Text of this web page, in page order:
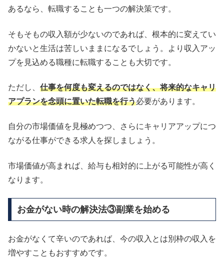
あるなら、転職することも一つの解決策です。
そもそもの収入額が少ないのであれば、根本的に変えてい
かないと生活は苦しいままになるでしょう。
より収入アッ
プを見込める職種に転職することも大切です。
ただし、 仕事を何度も変えるのではなく、将来的なキャリ
アプランを念頭に置いた転職を行う必要があります。
自分の市場価値を見極めつつ、さらにキャリアアップにつ
ながる仕事ができる求人を探しましょう。
市場価値が高まれば、給与も相対的に上がる可能性が高く
なります。
お金がない時の解決法③副業を始める
お金がなくて辛いのであれば、今の収入とは別枠の収入を
増やすこともおすすめです。